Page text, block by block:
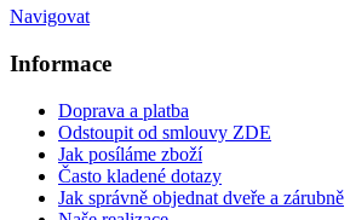
Navigovat
Informace
Doprava a platba
Odstoupit od smlouvy ZDE
Jak posíláme zboží
Často kladené dotazy
Jak správně objednat dveře a zárubně